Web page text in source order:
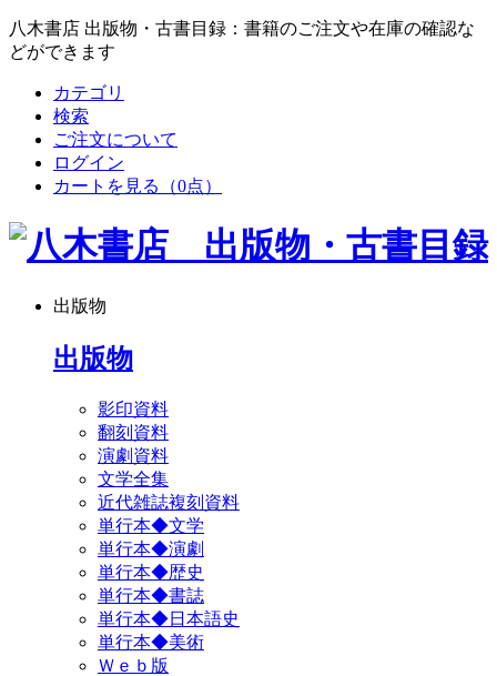
八木書店 出版物・古書目録：書籍のご注文や在庫の確認な
どができます
カテゴリ
検索
ご注文について
ログイン
カートを見る
（0点）
出版物
出版物
影印資料
翻刻資料
演劇資料
文学全集
近代雑誌複刻資料
単行本◆文学
単行本◆演劇
単行本◆歴史
単行本◆書誌
単行本◆日本語史
単行本◆美術
Ｗｅｂ版